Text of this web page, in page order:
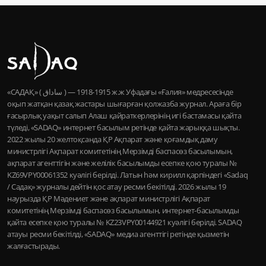
«САДАҚ» ( ساداق ) — 1915-1918 ж.ж Уфадағы «Ғалия» медресесінде
оқып жатқан қазақ жастары шығарған қолжазба журнал. Араға бір
ғасырлық уақыт салып Алаш қайраткерлерінің игі бастамасы қайта
түледі, «SADAQ» интернет басылым ретінде қайта жарыққа шықты.
2022 жылы 20 желтоқсанда ҚР Ақпарат және қоғамдық даму
министрлігі Ақпарат комитетінің Мерзімді баспасөз басылымын,
ақпарат агенттігін және желілік басылымды есепке қою туралы №
KZ69VPY00061352 куәлігі берілді. Латын һәм кирилл қарпіндегі «Sadaq
/ Садақ» журналы дейтін қос атау ресми бекітілді. 2026 жылы 19
наурызда ҚР Мәдениет және ақпарат министрлігі Ақпарат
комитетінің Мерзімді баспасөз басылымын, интернет-басылымды
қайта есепке қою туралы № KZ23VPY00144921 куәлігі берілді. SADAQ
атауы ресми бекітілді, «SADAQ» медиа агенттігі ретінде қызметін
жалғастырады.